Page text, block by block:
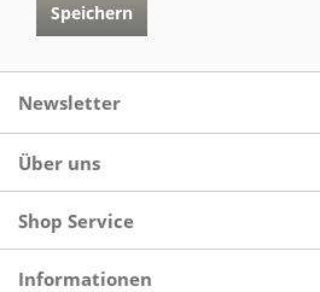
Speichern
Newsletter
Über uns
Shop Service
Informationen